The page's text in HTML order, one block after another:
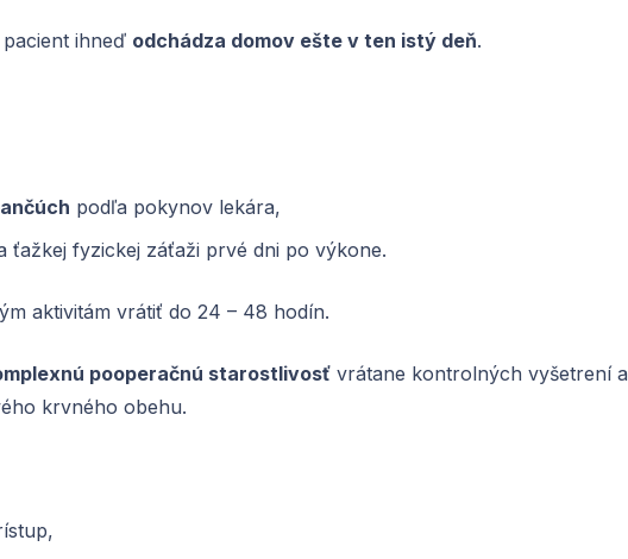
ihneď odchádza domov ešte v ten istý deň.
podľa pokynov lekára,
ťažkej fyzickej záťaži prvé dni po výkone.
aktivitám vrátiť do 24 – 48 hodín.
pooperačnú starostlivosť vrátane kontrolných vyšetrení a
krvného obehu.